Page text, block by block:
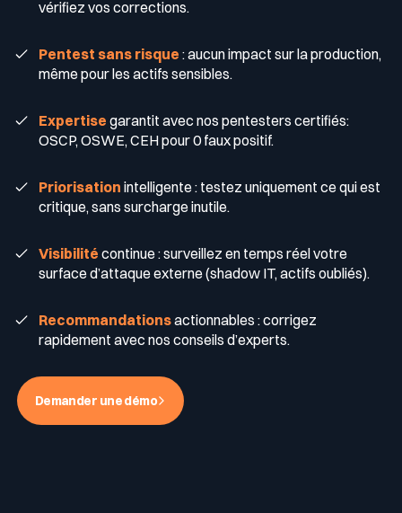
Télécom & Média
Programme CaRe
Guide menaces cyber
Votre programme de sécurité est excellent. Et il ne voit pas la
moitié de ce qui se passe.
Télécharger le guide
vérifiez vos corrections.
Pentest sans risque : aucun impact sur la production,
même pour les actifs sensibles.
Expertise garantit avec nos pentesters certifiés:
OSCP, OSWE, CEH pour 0 faux positif.
Priorisation intelligente : testez uniquement ce qui est
critique, sans surcharge inutile.
Visibilité continue : surveillez en temps réel votre
surface d’attaque externe (shadow IT, actifs oubliés).
Recommandationsactionnables : corrigez
rapidement avec nos conseils d’experts.
Demander une démo